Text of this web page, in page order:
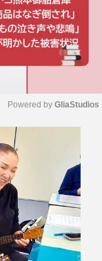
Powered by GliaStudios